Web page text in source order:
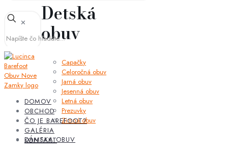
Detská
obuv
Capačky
Celoročná obuv
Jarná obuv
Jesenná obuv
Letná obuv
Prezuvky
Zimná obuv
DÁMSKA OBUV
✕
DOMOV
OBCHOD
ČO JE BAREFOOT?
GALÉRIA
KONTAKT